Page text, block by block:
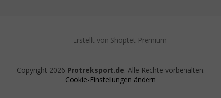
Erstellt von Shoptet Premium
Copyright 2026 Protreksport.de. Alle Rechte vorbehalten.
Cookie-Einstellungen ändern